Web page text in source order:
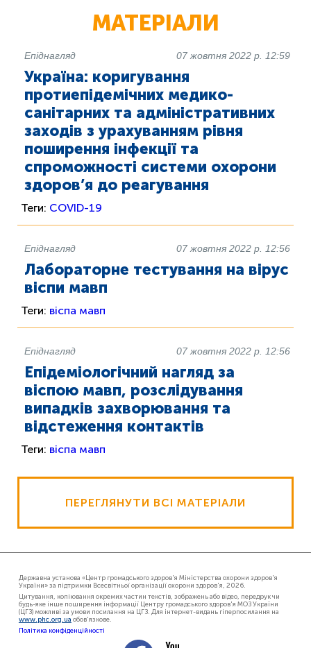
МАТЕРІАЛИ
Епіднагляд 07 жовтня 2022 р. 12:59
Україна: коригування
протиепідемічних медико-
санітарних та адміністративних
заходів з урахуванням рівня
поширення інфекції та
спроможності системи охорони
здоров’я до реагування
Теги: COVID-19
Епіднагляд 07 жовтня 2022 р. 12:56
Лабораторне тестування на вірус
віспи мавп
Теги: віспа мавп
Епіднагляд 07 жовтня 2022 р. 12:56
Епідеміологічний нагляд за
віспою мавп, розслідування
випадків захворювання та
відстеження контактів
Теги: віспа мавп
ПЕРЕГЛЯНУТИ ВСІ МАТЕРІАЛИ
Державна установа «Центр громадського здоров'я Міністерства охорони здоров'я
України» за підтримки Всесвітньої організації охорони здоров'я, 2026.
Цитування, копіювання окремих частин текстів, зображень або відео, передрук чи
будь-яке інше поширення інформації Центру громадського здоров'я МОЗ України
(ЦГЗ) можливі за умови посилання на ЦГЗ. Для інтернет-видань гіперпосилання на
www.phc.org.ua обов'язкове.
Політика конфіденційності